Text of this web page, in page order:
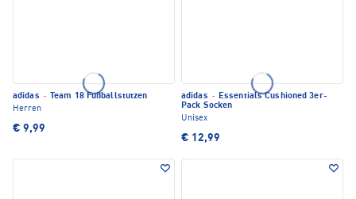
adidas ·
Team 18 Fußballstutzen
Herren
€ 9,99
adidas · Essentials Cushioned 3er-
Pack Socken
Unisex
€ 12,99